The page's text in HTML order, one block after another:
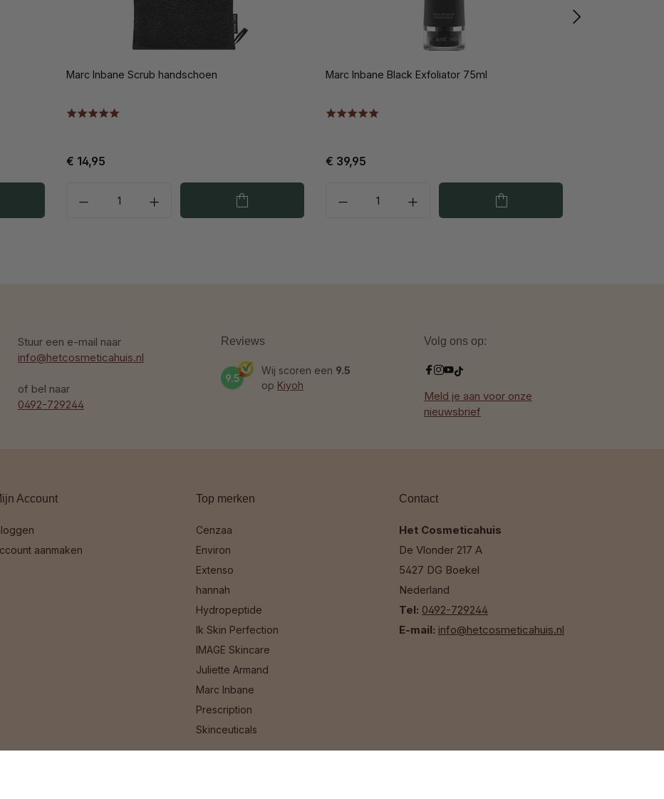
Marc Inbane Scrub handschoen
€ 14,95
Marc Inbane Black Exfoliator 75ml
€ 39,95
Stuur een e-mail naar
info@hetcosmeticahuis.nl
of bel naar
0492-729244
Reviews
9.5
Wij scoren een 9.5
op Kiyoh
Volg ons op:
Meld je aan voor onze
nieuwsbrief
Account
aanmaken
Top merken
Cenzaa
Environ
Extenso
hannah
Hydropeptide
Ik Skin Perfection
IMAGE Skincare
Juliette Armand
Marc Inbane
Prescription
Skinceuticals
Contact
Het Cosmeticahuis
De Vlonder 217 A
5427 DG Boekel
Nederland
Tel: 0492-729244
E-mail: info@hetcosmeticahuis.nl